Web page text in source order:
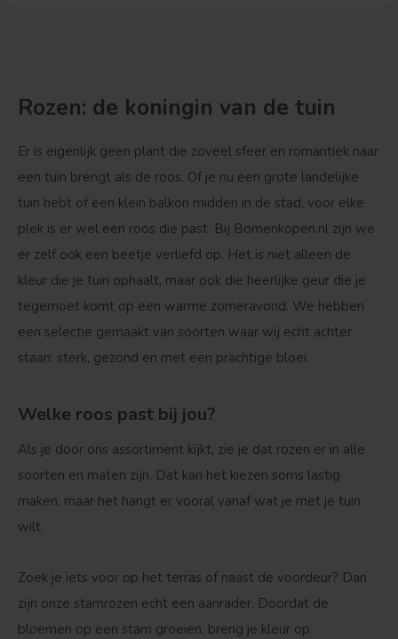
Rozen: de koningin van de tuin
Er is eigenlijk geen plant die zoveel sfeer en romantiek naar
een tuin brengt als de roos. Of je nu een grote landelijke
tuin hebt of een klein balkon midden in de stad, voor elke
plek is er wel een roos die past. Bij Bomenkopen.nl zijn we
er zelf ook een beetje verliefd op. Het is niet alleen de
kleur die je tuin ophaalt, maar ook die heerlijke geur die je
tegemoet komt op een warme zomeravond. We hebben
een selectie gemaakt van soorten waar wij echt achter
staan: sterk, gezond en met een prachtige bloei.
Welke roos past bij jou?
Als je door ons assortiment kijkt, zie je dat rozen er in alle
soorten en maten zijn. Dat kan het kiezen soms lastig
maken, maar het hangt er vooral vanaf wat je met je tuin
wilt.
Zoek je iets voor op het terras of naast de voordeur? Dan
zijn onze stamrozen echt een aanrader. Doordat de
bloemen op een stam groeien, breng je kleur op
Treurvorm Vruchtdragend